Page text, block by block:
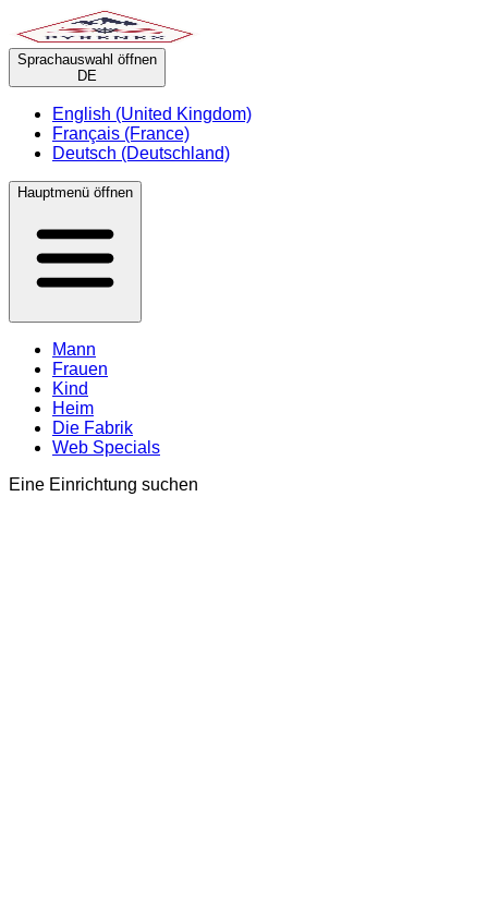
Sprachauswahl öffnen
DE
English (United Kingdom)
Français (France)
Deutsch (Deutschland)
Hauptmenü öffnen
Mann
Frauen
Kind
Heim
Die Fabrik
Web Specials
Eine Einrichtung suchen